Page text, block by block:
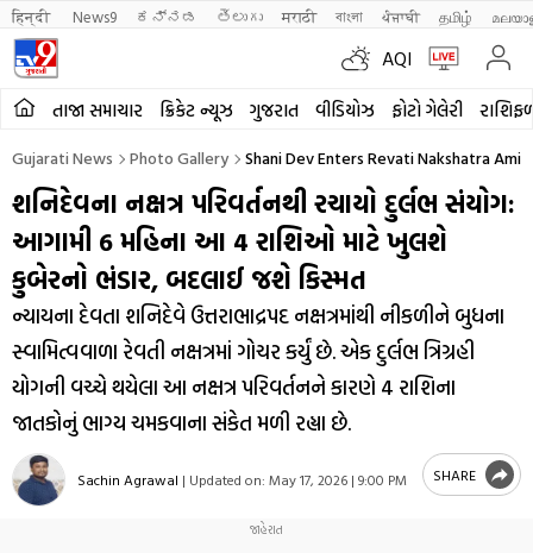
हिन्दी News9 ಕನ್ನಡ తెలుగు मराठी বাংলা ਪੰਜਾਬੀ தமிழ்
AQI
તાજા સમાચાર ક્રિકેટ ન્યૂઝ ગુજરાત વીડિયોઝ ફોટો ગેલેરી
Gujarati News Photo Gallery Shani Dev Enters Revati Nakshatra
શનિદેવના નક્ષત્ર પરિવર્તનથી રચાયો દુર્લભ સંયોગ:
આગામી 6 મહિના આ 4 રાશિઓ માટે ખુલશે
કુબેરનો ભંડાર, બદલાઈ જશે કિસ્મત
ન્યાયના દેવતા શનિદેવે ઉત્તરાભાદ્રપદ નક્ષત્રમાંથી નીકળીને બુધના
સ્વામિત્વવાળા રેવતી નક્ષત્રમાં ગોચર કર્યું છે. એક દુર્લભ ત્રિગ્રહી
યોગની વચ્ચે થયેલા આ નક્ષત્ર પરિવર્તનને કારણે 4 રાશિના
જાતકોનું ભાગ્ય ચમકવાના સંકેત મળી રહ્યા છે.
Sachin Agrawal | Updated on: May 17, 2026 | 9:00 PM SHARE